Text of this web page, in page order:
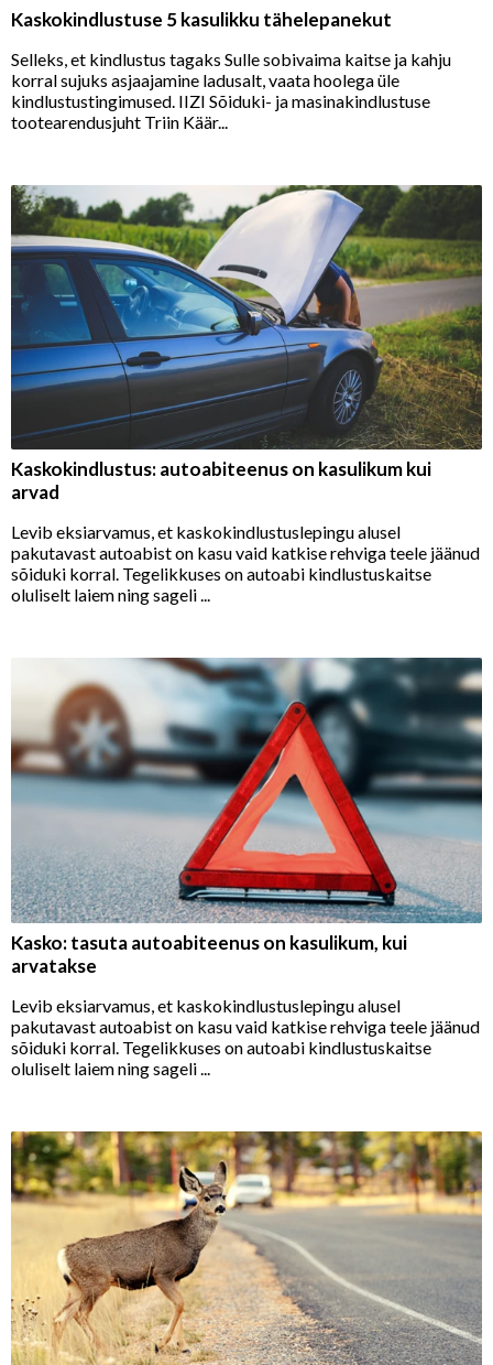
Kaskokindlustuse 5 kasulikku tähelepanekut
Selleks, et kindlustus tagaks Sulle sobivaima kaitse ja kahju
korral sujuks asjaajamine ladusalt, vaata hoolega üle
kindlustustingimused. IIZI Sõiduki- ja masinakindlustuse
tootearendusjuht Triin Käär...
Kaskokindlustus: autoabiteenus on kasulikum kui
arvad
Levib eksiarvamus, et kaskokindlustuslepingu alusel
pakutavast autoabist on kasu vaid katkise rehviga teele jäänud
sõiduki korral. Tegelikkuses on autoabi kindlustuskaitse
oluliselt laiem ning sageli ...
Kasko: tasuta autoabiteenus on kasulikum, kui
arvatakse
Levib eksiarvamus, et kaskokindlustuslepingu alusel
pakutavast autoabist on kasu vaid katkise rehviga teele jäänud
sõiduki korral. Tegelikkuses on autoabi kindlustuskaitse
oluliselt laiem ning sageli ...